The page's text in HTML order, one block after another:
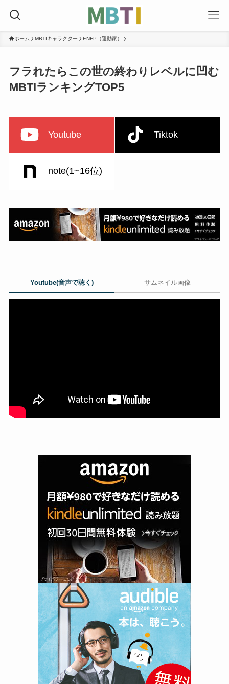
ホーム MBTIキャラクター ENFP（運動家）
フラれたらこの世の終わりレベルに凹む
MBTIランキングTOP5
Youtube Tiktok
note(1~16位)
Youtube(音声で聴く) サムネイル画像